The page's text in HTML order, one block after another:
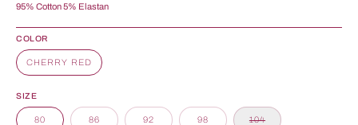
95% Cotton 5% Elastan
COLOR
CHERRY RED
SIZE
80 86 92 98 104